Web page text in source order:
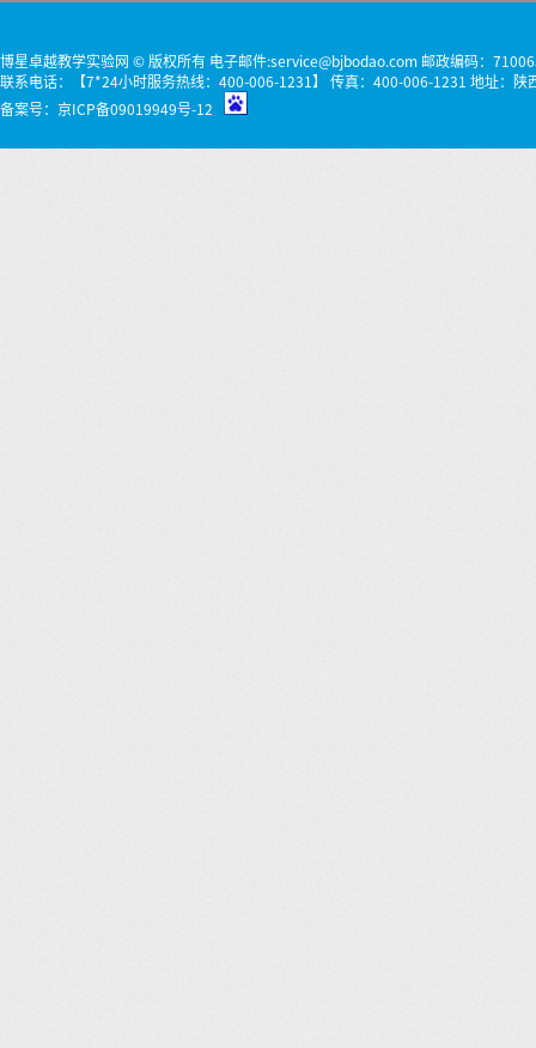
博星卓越教学实验网 © 版权所有 电子邮件:service@bjbodao.com 邮政编码：
联系电话：【7*24小时服务热线：400-006-1231】 传真：400-006-1231 地址：陕
备案号： 京ICP备09019949号-12